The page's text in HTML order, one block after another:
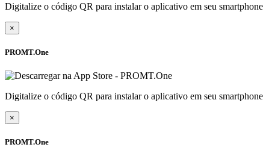
Digitalize o código QR para instalar o aplicativo em seu smartphone
×
PROMT.One
Digitalize o código QR para instalar o aplicativo em seu smartphone
×
PROMT.One